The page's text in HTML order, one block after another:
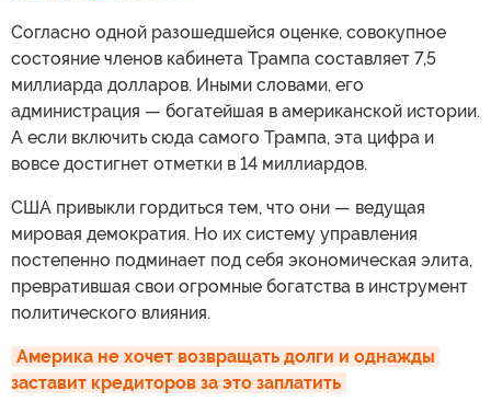
Согласно одной разошедшейся оценке, совокупное
состояние членов кабинета Трампа составляет 7,5
миллиарда долларов. Иными словами, его
администрация — богатейшая в американской истории.
А если включить сюда самого Трампа, эта цифра и
вовсе достигнет отметки в 14 миллиардов.
США привыкли гордиться тем, что они — ведущая
мировая демократия. Но их систему управления
постепенно подминает под себя экономическая элита,
превратившая свои огромные богатства в инструмент
политического влияния.
Америка не хочет возвращать долги и однажды
заставит кредиторов за это заплатить